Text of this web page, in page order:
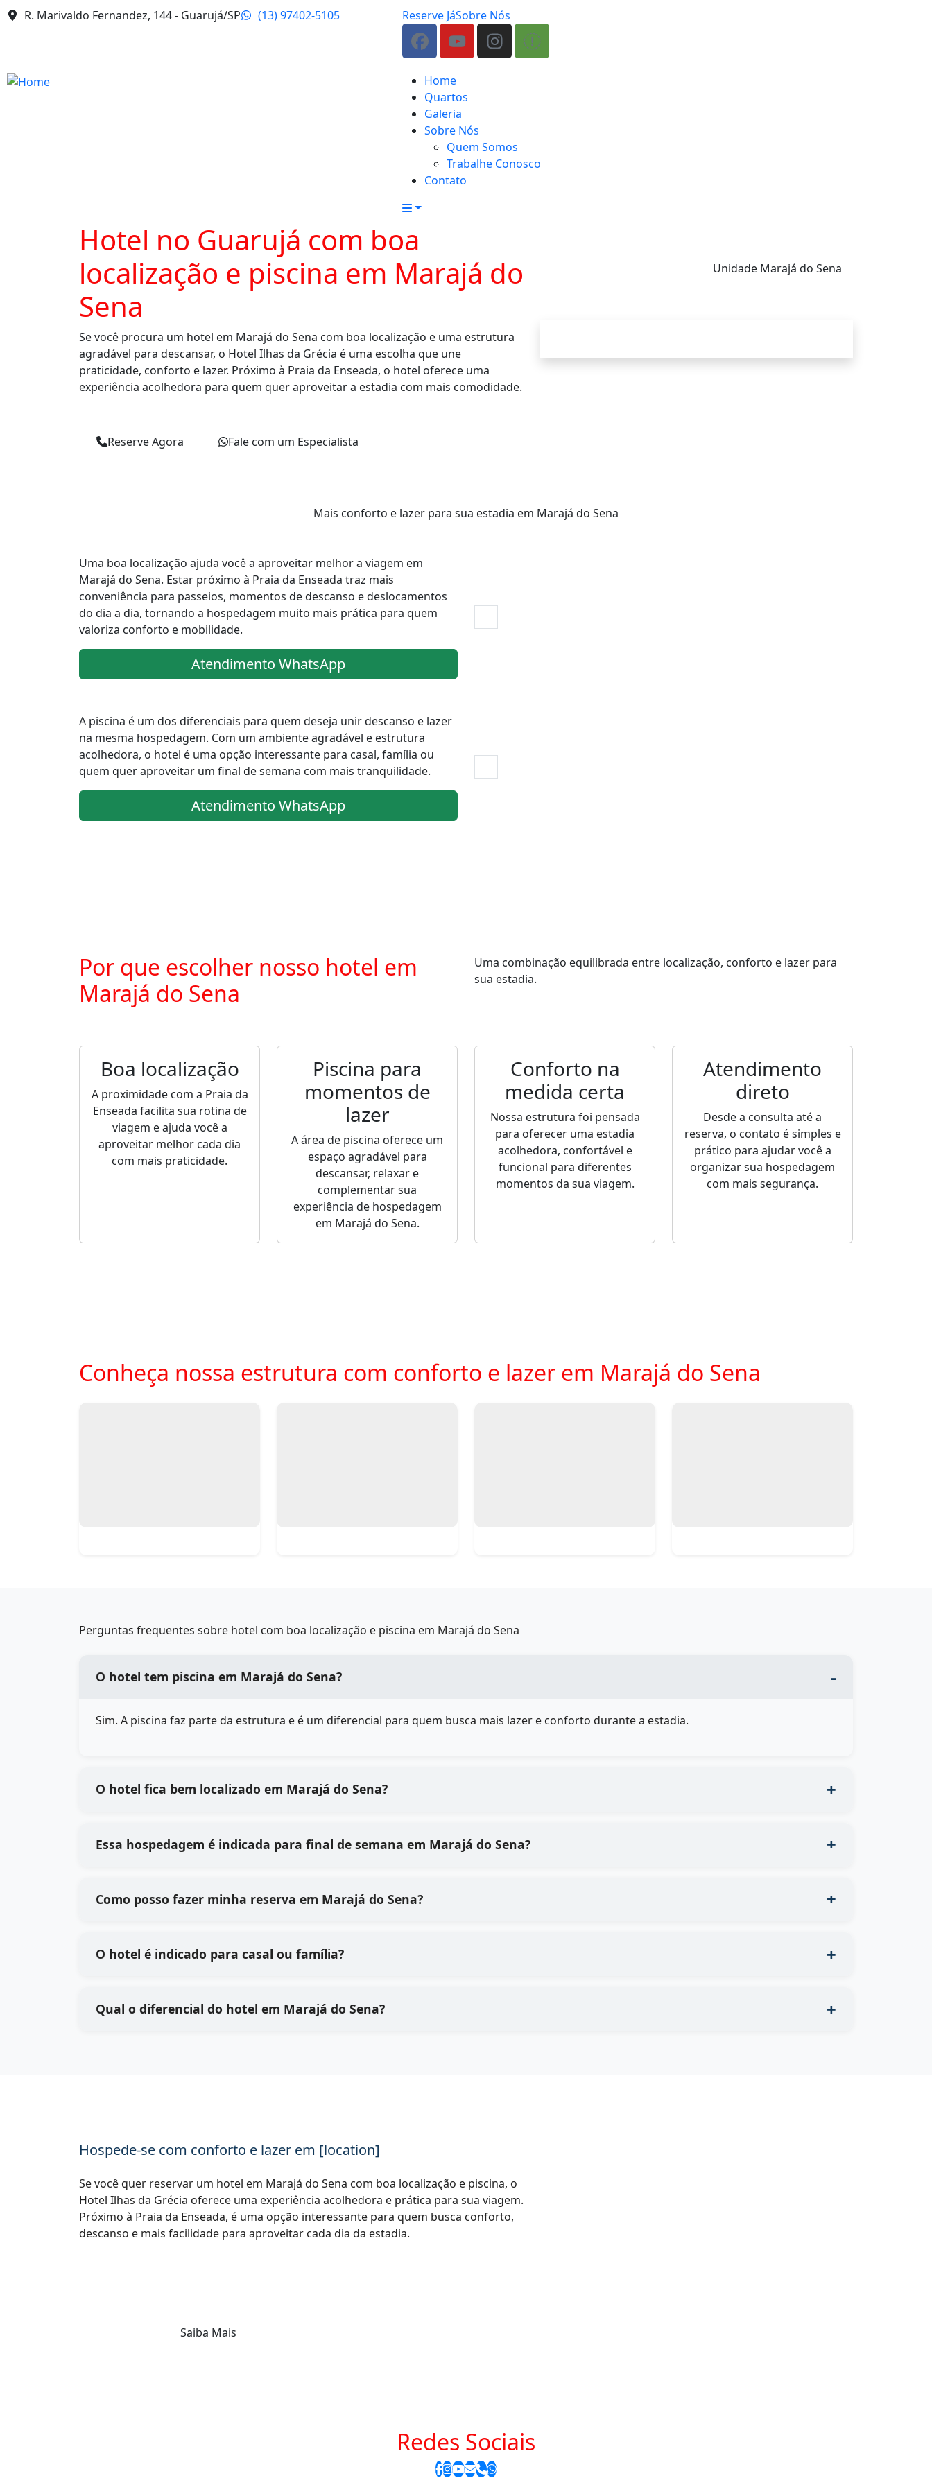
R. Marivaldo Fernandez, 144 - Guarujá/SP (13) 97402-5105 Reserve JáSobre Nós
Home
Quartos
Galeria
Sobre Nós
Quem Somos
Trabalhe Conosco
Contato
Unidade Marajá do Sena
Hotel no Guarujá com boa
localização e piscina em Marajá do
Sena
Se você procura um hotel em Marajá do Sena com boa localização e uma estrutura
agradável para descansar, o Hotel Ilhas da Grécia é uma escolha que une
praticidade, conforto e lazer. Próximo à Praia da Enseada, o hotel oferece uma
experiência acolhedora para quem quer aproveitar a estadia com mais comodidade.
Reserve Agora Fale com um Especialista
Mais conforto e lazer para sua estadia em Marajá do Sena
Uma boa localização ajuda você a aproveitar melhor a viagem em
Marajá do Sena. Estar próximo à Praia da Enseada traz mais
conveniência para passeios, momentos de descanso e deslocamentos
do dia a dia, tornando a hospedagem muito mais prática para quem
valoriza conforto e mobilidade.
Atendimento WhatsApp
A piscina é um dos diferenciais para quem deseja unir descanso e lazer
na mesma hospedagem. Com um ambiente agradável e estrutura
acolhedora, o hotel é uma opção interessante para casal, família ou
quem quer aproveitar um final de semana com mais tranquilidade.
Atendimento WhatsApp
Por que escolher nosso hotel em
Marajá do Sena
Uma combinação equilibrada entre localização, conforto e lazer para
sua estadia.
Boa localização
A proximidade com a Praia da
Enseada facilita sua rotina de
viagem e ajuda você a
aproveitar melhor cada dia
com mais praticidade.
Piscina para
momentos de
lazer
A área de piscina oferece um
espaço agradável para
descansar, relaxar e
complementar sua
experiência de hospedagem
em Marajá do Sena.
Conforto na
medida certa
Nossa estrutura foi pensada
para oferecer uma estadia
acolhedora, confortável e
funcional para diferentes
momentos da sua viagem.
Atendimento
direto
Desde a consulta até a
reserva, o contato é simples e
prático para ajudar você a
organizar sua hospedagem
com mais segurança.
Conheça nossa estrutura com conforto e lazer em Marajá do Sena
Perguntas frequentes sobre hotel com boa localização e piscina em Marajá do Sena
O hotel tem piscina em Marajá do Sena?
Sim. A piscina faz parte da estrutura e é um diferencial para quem busca mais lazer e conforto durante a estadia.
O hotel fica bem localizado em Marajá do Sena?
Essa hospedagem é indicada para final de semana em Marajá do Sena?
Como posso fazer minha reserva em Marajá do Sena?
O hotel é indicado para casal ou família?
Qual o diferencial do hotel em Marajá do Sena?
Hospede-se com conforto e lazer em [location]
Se você quer reservar um hotel em Marajá do Sena com boa localização e piscina, o
Hotel Ilhas da Grécia oferece uma experiência acolhedora e prática para sua viagem.
Próximo à Praia da Enseada, é uma opção interessante para quem busca conforto,
descanso e mais facilidade para aproveitar cada dia da estadia.
Saiba Mais
Redes Sociais